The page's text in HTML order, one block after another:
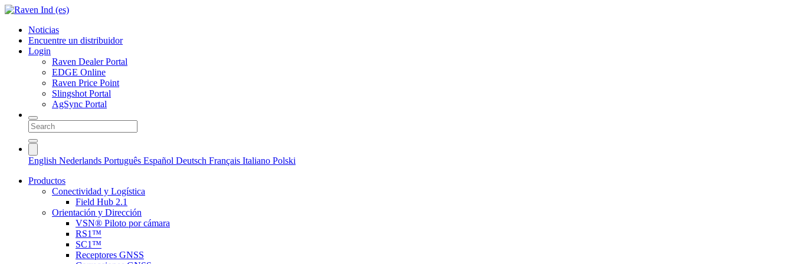
Noticias
Encuentre un distribuidor
Login
Raven Dealer Portal
EDGE Online
Raven Price Point
Slingshot Portal
AgSync Portal
English Nederlands Português Español Deutsch Français Italiano Polski
Productos
Conectividad y Logística
Field Hub 2.1
Orientación y Dirección
VSN® Piloto por cámara
RS1™
SC1™
Receptores GNSS